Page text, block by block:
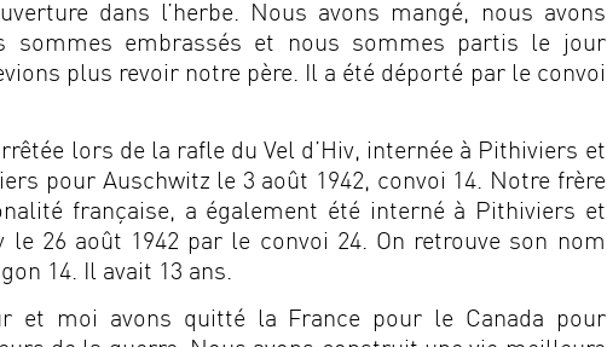
dans l’herbe. Nous avons mangé, nous avons
sommes embrassés et nous sommes partis le jour
plus revoir notre père. Il a été déporté par le convoi
lors de la rafle du Vel d’Hiv, internée à Pithiviers et
pour Auschwitz le 3 août 1942, convoi 14. Notre frère
française, a également été interné à Pithiviers et
le 26 août 1942 par le convoi 24. On retrouve son nom
14. Il avait 13 ans.
et moi avons quitté la France pour le Canada pour